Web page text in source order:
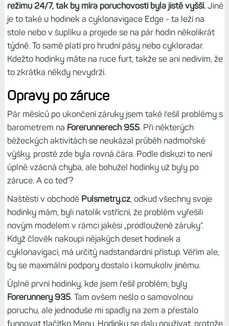
poruchovosti. Jenže já svoje zařízení nepoužívám
každodenně, protože je střídám. Třeba v době updatu
tohoto textu střídám na levé ruce Fénixy 8 AMOLED a
Forerunnery 965, na pravé mám Vívoactive 6, které
testuji. Ale ještě minulý týden byly Endura 3 a Instincty 3
Solar. Záleží vždy na tom, co mám v pánu testovat a psát.
Zápisky bloggera (37): Hromady hodinek, nápady na
články a ztracená kondice
Kdybych používal všechna svoje zařízení opravdu v
režimu 24/7, tak by míra poruchovosti byla jistě vyšší.Jiné
je to také u hodinek a cyklonavigace Edge - ta leží na
stole nebo v šuplíku a projede se na pár hodin několikrát
týdně. To samé platí pro hrudní pásy nebo cykloradar.
to zkrátka někdy nevydrží.
Opravy po záruce
Pár měsíců po ukončení záruky jsem také řešil problémy s
barometrem na Forerunnerech 955
. Při některých
běžeckých aktivitách se neukázal průběh nadmořské
výšky, prostě zde byla rovná čára. Podle diskuzí to není
úplně vzácná chyba, ale bohužel hodinky už byly po
záruce. A co teď?